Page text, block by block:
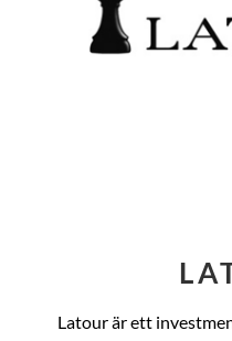
Latour är ett